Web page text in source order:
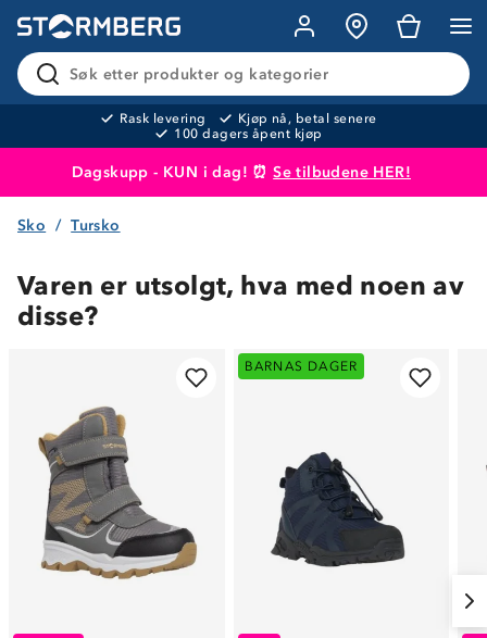
Søk etter produkter og kategorier
Rask levering
Kjøp nå, betal senere
100 dagers åpent kjøp
Dagskupp - KUN i dag! ⏰Se tilbudene HER!
Sko Tursko
Varen er utsolgt, hva med noen av
disse?
BARNAS DAGER